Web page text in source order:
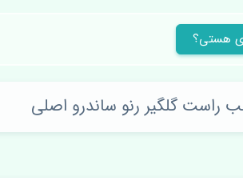
هستی؟
راست گلگیر رنو ساندرو اصلی